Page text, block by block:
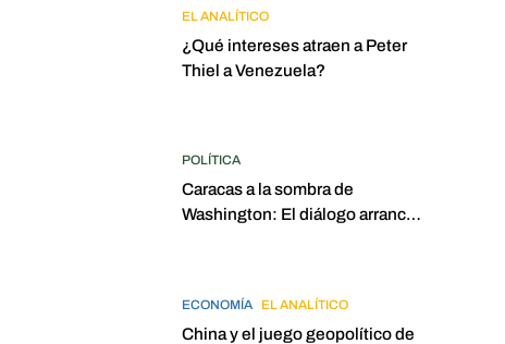
EL ANALÍTICO
¿Qué intereses atraen a Peter
Thiel a Venezuela?
POLÍTICA
Caracas a la sombra de
Washington: El diálogo arrancó
ECONOMÍA EL ANALÍTICO
China y el juego geopolítico de